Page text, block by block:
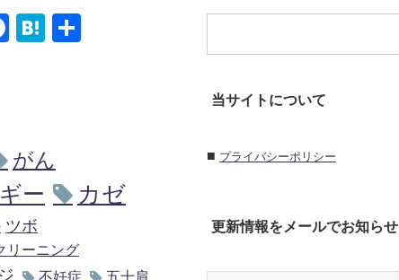
FacebookHatena
がん
ー カゼ
ツボ
リーニング
不妊症 五十肩
当サイトについて
■ プライバシーポリシー
更新情報をメールでお知らせ